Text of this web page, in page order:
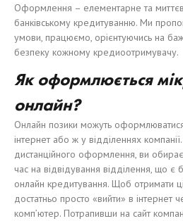
Оформлення – елементарне та
банківському кредитуванню. Ми
умови, працюємо, орієнтуючись на
безпеку кожному кредиоотримувачу.
Як оформлюється
онлайн?
Онлайн позики можуть
інтернет або ж у відділеннях
дистанційного оформлення, ви
час на відвідування відділення, що
онлайн кредитування. Щоб отримати
достатньо просто «вийти» в інтернет
комп’ютер. Потрапивши на сайт